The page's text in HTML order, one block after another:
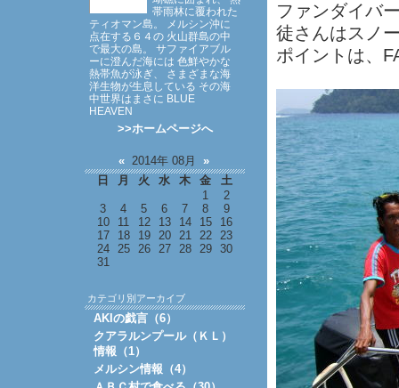
ファンダイバ
徒さんはスノ
ポイントは、
帯雨林に覆われた
ティオマン島。 メルシン沖に
点在する６４の 火山群島の中
で最大の島。 サファイアブル
ーに澄んだ海には 色鮮やかな
熱帯魚が泳ぎ、 さまざまな海
洋生物が生息している その海
中世界はまさに BLUE
HEAVEN
>>ホームページへ
« 2014年 08月 »
日
月 火 水 木 金
土
1
2
3
4 5 6 7 8
9
10
11 12 13 14 15
16
17
18 19 20 21 22
23
24
25 26 27 28 29
30
31
カテゴリ別アーカイブ
AKIの戯言（6）
クアラルンプール（ＫＬ）
情報（1）
メルシン情報（4）